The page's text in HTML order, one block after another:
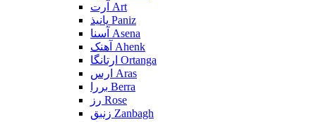
آرت Art
پانیذ Paniz
آسنا Asena
آهنک Ahenk
ارتانگا Ortanga
ارس Aras
بررا Berra
رز Rose
زنبق Zanbagh